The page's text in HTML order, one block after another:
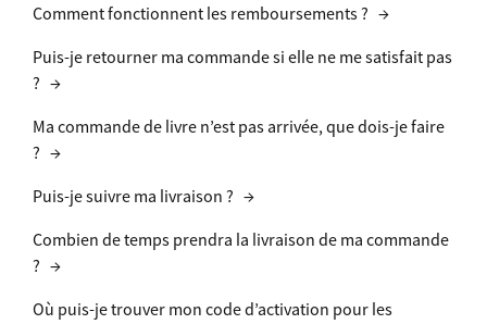
Comment fonctionnent les remboursements ? →
Puis-je retourner ma commande si elle ne me satisfait pas
? →
Ma commande de livre n’est pas arrivée, que dois-je faire
? →
Puis-je suivre ma livraison ? →
Combien de temps prendra la livraison de ma commande
? →
Où puis-je trouver mon code d’activation pour les